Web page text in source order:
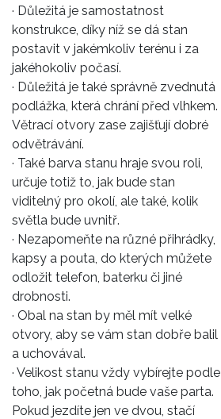
· Důležitá je samostatnost
konstrukce, díky níž se dá stan
postavit v jakémkoliv terénu i za
jakéhokoliv počasí.
· Důležitá je také správně zvednutá
podlážka, která chrání před vlhkem.
Větrací otvory zase zajišťují dobré
odvětrávání.
· Také barva stanu hraje svou roli,
určuje totiž to, jak bude stan
viditelný pro okolí, ale také, kolik
světla bude uvnitř.
· Nezapomeňte na různé přihrádky,
kapsy a pouta, do kterých můžete
odložit telefon, baterku či jiné
drobnosti.
· Obal na stan by měl mít velké
otvory, aby se vám stan dobře balil
a uchovával.
· Velikost stanu vždy vybírejte podle
toho, jak početná bude vaše parta.
Pokud jezdíte jen ve dvou, stačí